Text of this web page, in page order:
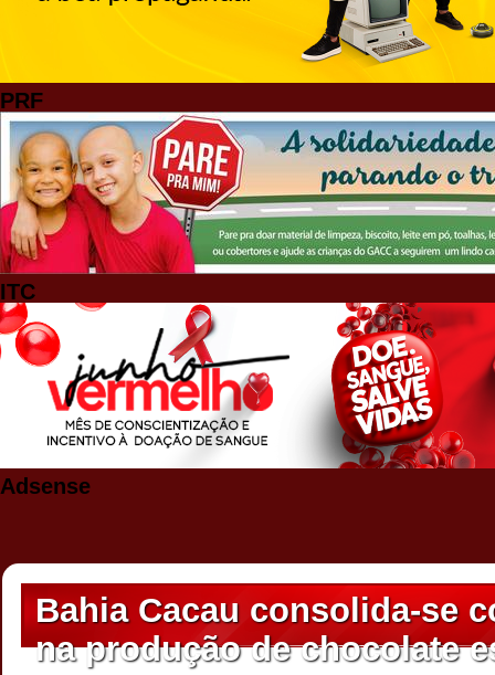
PRF
ITC
Adsense
Bahia Cacau consolida-se
na produção de chocolate